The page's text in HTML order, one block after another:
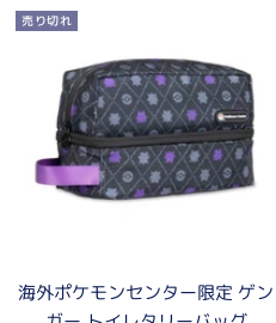
格
売り切れ
海外ポケモンセンター限定 ゲン